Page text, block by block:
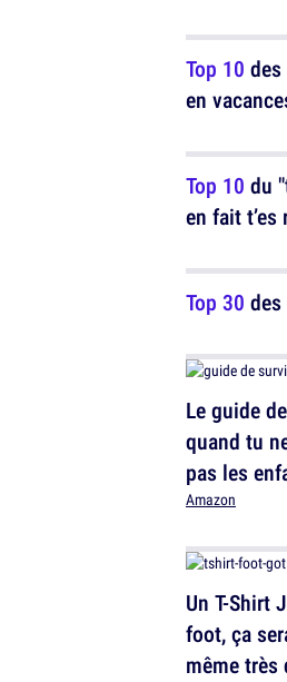
Top 10
en
Top 10 du
en fait
Top 30
Le guide
quand tu
pas les
Amazon
Un T-Shirt
foot, ça
même très